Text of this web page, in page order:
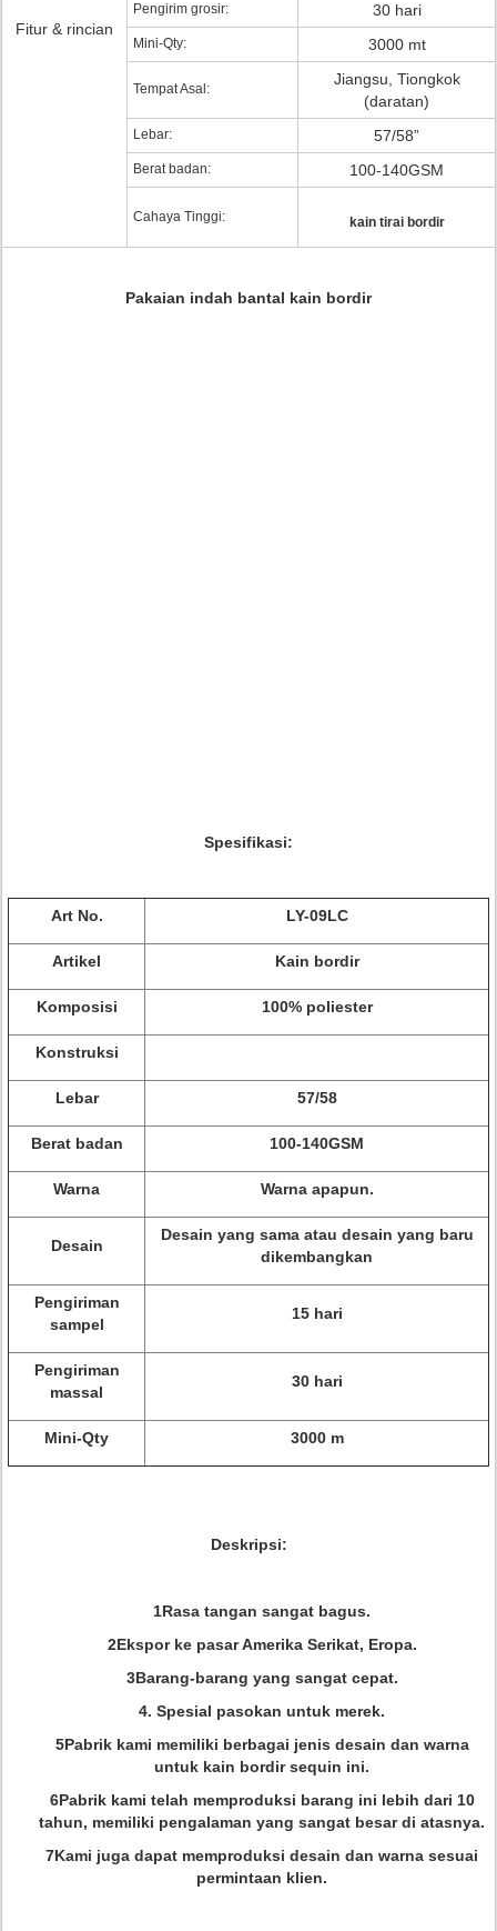
Fitur & rincian
Pengirim grosir: 30 hari
Mini-Qty: 3000 mt
Tempat Asal:
Jiangsu, Tiongkok
(daratan)
Lebar: 57/58”
Berat badan: 100-140GSM
Cahaya Tinggi: kain tirai bordir
Pakaian indah bantal kain bordir
Spesifikasi:
Art No. LY-09LC
Artikel Kain bordir
Komposisi 100% poliester
Konstruksi
Lebar 57/58
Berat badan 100-140GSM
Warna Warna apapun.
Desain
Desain yang sama atau desain yang baru
dikembangkan
Pengiriman
sampel
15 hari
Pengiriman
massal
30 hari
Mini-Qty 3000 m
Deskripsi:
1Rasa tangan sangat bagus.
2Ekspor ke pasar Amerika Serikat, Eropa.
3Barang-barang yang sangat cepat.
4. Spesial pasokan untuk merek.
5Pabrik kami memiliki berbagai jenis desain dan warna
untuk kain bordir sequin ini.
6Pabrik kami telah memproduksi barang ini lebih dari 10
tahun, memiliki pengalaman yang sangat besar di atasnya.
7Kami juga dapat memproduksi desain dan warna sesuai
permintaan klien.